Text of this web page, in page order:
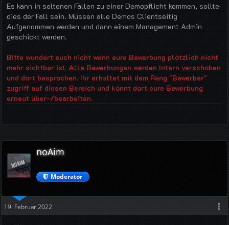
Es kann in seltenen Fällen zu einer Demopflicht kommen, sollte
dies der Fall sein. Müssen alle Demos Clientseitig
Aufgenommen werden und dann einem Management Admin
geschickt werden.
BItte wundert euch nicht wenn eure Bewerbung plötzlich nicht
mehr sichtbar ist. Alle Bewerbungen werden Intern verschoben
und dort besprochen. Ihr erhaltet mit dem Rang "Bewerber"
zugriff auf diesen Bereich und könnt dort eure Bewerbung
erneut über-/bearbeiten.
noAim
Moderator
19. Februar 2022